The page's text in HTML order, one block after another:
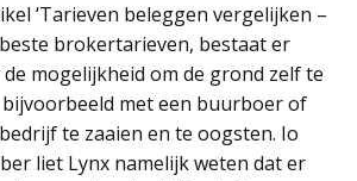
‘Tarieven beleggen vergelijken –
brokertarieven, bestaat er
mogelijkheid om de grond zelf te
met een buurboer of
te zaaien en te oogsten. Io
liet Lynx namelijk weten dat er